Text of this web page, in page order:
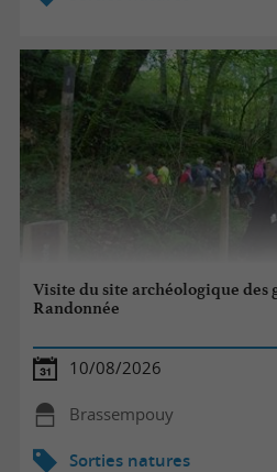
Visite du site archéologique des
Randonnée
10/08/2026
Brassempouy
Sorties natures